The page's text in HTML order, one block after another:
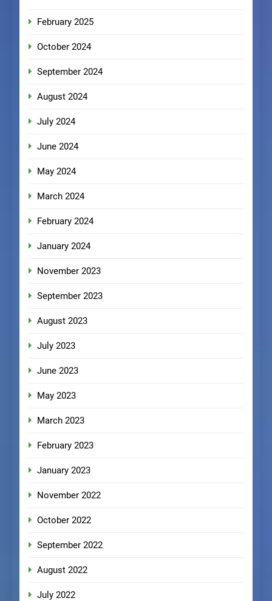
February 2025
October 2024
September 2024
August 2024
July 2024
June 2024
May 2024
March 2024
February 2024
January 2024
November 2023
September 2023
August 2023
July 2023
June 2023
May 2023
March 2023
February 2023
January 2023
November 2022
October 2022
September 2022
August 2022
July 2022